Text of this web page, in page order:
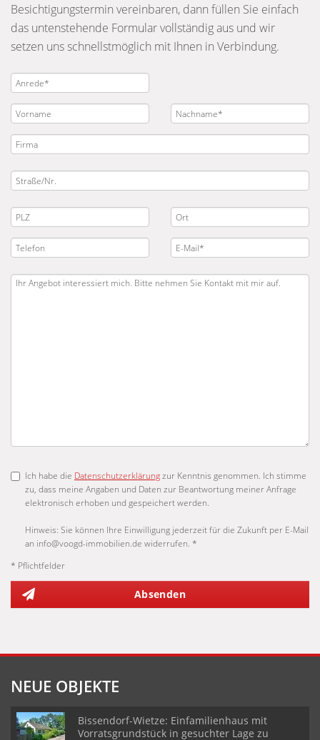
Besichtigungstermin vereinbaren, dann füllen Sie einfach
das untenstehende Formular vollständig aus und wir
setzen uns schnellstmöglich mit Ihnen in Verbindung.
Ich habe die Datenschutzerklärungzur Kenntnis genommen. Ich stimme
zu, dass meine Angaben und Daten zur Beantwortung meiner Anfrage
elektronisch erhoben und gespeichert werden.
Hinweis: Sie können Ihre Einwilligung jederzeit für die Zukunft per E-Mail
an info@voogd-immobilien.de widerrufen. *
* Pflichtfelder
Absenden
NEUE OBJEKTE
Bissendorf-Wietze: Einfamilienhaus mit
Vorratsgrundstück in gesuchter Lage zu